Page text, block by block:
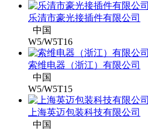
乐清市豪光接插件有限公司
中国
W5/W5T16
索维电器（浙江）有限公司
中国
W5/W5T15
上海英迈包装科技有限公司
中国